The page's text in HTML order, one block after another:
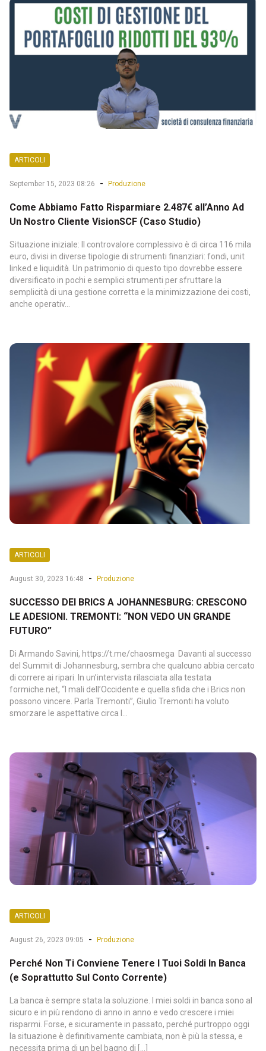
ARTICOLI
September 15, 2023 08:26 - Produzione
Come Abbiamo Fatto Risparmiare 2.487€ all’Anno Ad
Un Nostro Cliente VisionSCF (Caso Studio)
Situazione iniziale: Il controvalore complessivo è di circa 116 mila
euro, divisi in diverse tipologie di strumenti finanziari: fondi, unit
linked e liquidità. Un patrimonio di questo tipo dovrebbe essere
diversificato in pochi e semplici strumenti per sfruttare la
semplicità di una gestione corretta e la minimizzazione dei costi,
anche operativ...
ARTICOLI
August 30, 2023 16:48 - Produzione
SUCCESSO DEI BRICS A JOHANNESBURG: CRESCONO
LE ADESIONI. TREMONTI: “NON VEDO UN GRANDE
FUTURO”
Di Armando Savini, https://t.me/chaosmega Davanti al successo
del Summit di Johannesburg, sembra che qualcuno abbia cercato
di correre ai ripari. In un’intervista rilasciata alla testata
formiche.net, “I mali dell’Occidente e quella sfida che i Brics non
possono vincere. Parla Tremonti”, Giulio Tremonti ha voluto
smorzare le aspettative circa l...
ARTICOLI
August 26, 2023 09:05 - Produzione
Perché Non Ti Conviene Tenere I Tuoi Soldi In Banca
(e Soprattutto Sul Conto Corrente)
La banca è sempre stata la soluzione. I miei soldi in banca sono al
sicuro e in più rendono di anno in anno e vedo crescere i miei
risparmi. Forse, e sicuramente in passato, perché purtroppo oggi
la situazione è definitivamente cambiata, non è più la stessa, e
necessita prima di un bel bagno di […]